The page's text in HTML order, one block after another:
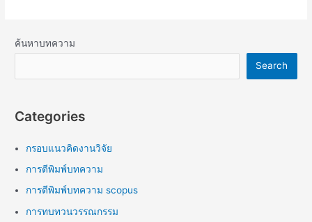
ค้นหาบทความ
Search
Categories
กรอบแนวคิดงานวิจัย
การตีพิมพ์บทความ
การตีพิมพ์บทความ scopus
การทบทวนวรรณกรรม